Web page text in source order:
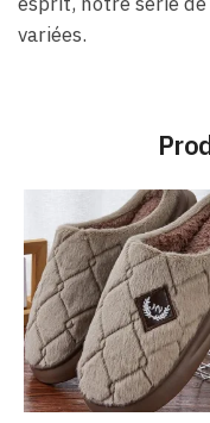
variées.